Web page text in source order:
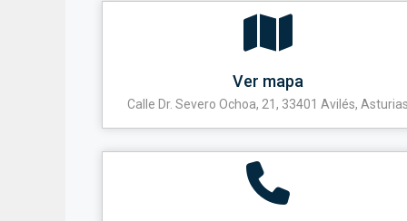
Ver mapa
Calle Dr. Severo Ochoa, 21, 33401 Avilés,